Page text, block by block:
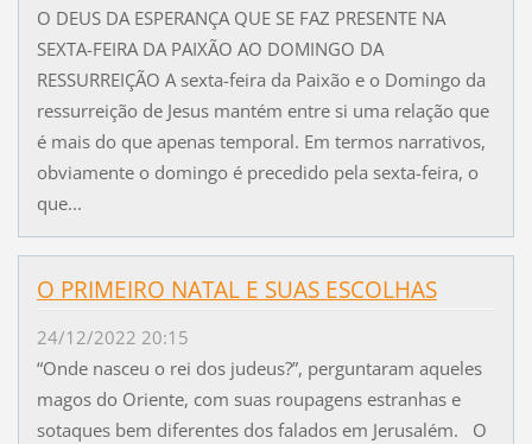
O DEUS DA ESPERANÇA QUE SE FAZ PRESENTE NA
SEXTA-FEIRA DA PAIXÃO AO DOMINGO DA
RESSURREIÇÃO A sexta-feira da Paixão e o Domingo da
ressurreição de Jesus mantém entre si uma relação que
é mais do que apenas temporal. Em termos narrativos,
obviamente o domingo é precedido pela sexta-feira, o
que...
O PRIMEIRO NATAL E SUAS ESCOLHAS
24/12/2022 20:15
“Onde nasceu o rei dos judeus?”, perguntaram aqueles
magos do Oriente, com suas roupagens estranhas e
sotaques bem diferentes dos falados em Jerusalém. O